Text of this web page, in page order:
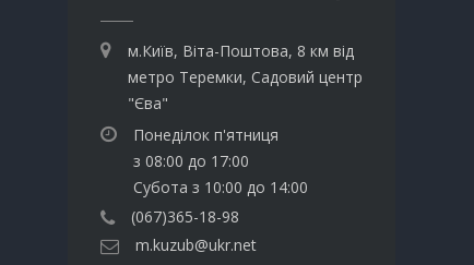
м.Київ, Віта-Поштова, 8 км від
метро Теремки, Садовий центр
"Єва"
Понеділок п'ятниця
з 08:00 до 17:00
Субота з 10:00 до 14:00
(067)365-18-98
m.kuzub@ukr.net